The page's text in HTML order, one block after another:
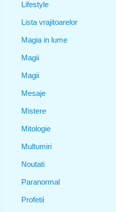
Lifestyle
Lista vrajitoarelor
Magia in lume
Magii
Magii
Mesaje
Mistere
Mitologie
Multumiri
Noutati
Paranormal
Profetii